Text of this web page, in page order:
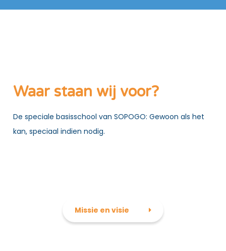
Waar staan wij voor?
De speciale basisschool van SOPOGO: Gewoon als het
kan, speciaal indien nodig.
Missie en visie